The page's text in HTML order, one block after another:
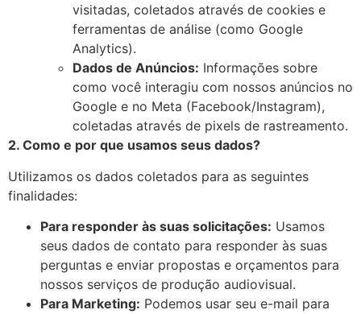
visitadas, coletados através de cookies e
ferramentas de análise (como Google
Analytics).
Dados de Anúncios: Informações sobre
como você interagiu com nossos anúncios no
Google e no Meta (Facebook/Instagram),
coletadas através de pixels de rastreamento.
2. Como e por que usamos seus dados?
Utilizamos os dados coletados para as seguintes
finalidades:
Para responder às suas solicitações: Usamos
seus dados de contato para responder às suas
perguntas e enviar propostas e orçamentos para
nossos serviços de produção audiovisual.
Para Marketing: Podemos usar seu e-mail para